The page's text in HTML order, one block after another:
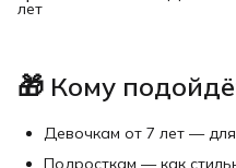
лет
🎁 Кому
Девочкам от 7 лет —
Подросткам — как